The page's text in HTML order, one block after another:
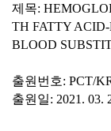
제목:
TH FATTY
BLOOD
출원번호: PCT/
출원일: 2021. 03.